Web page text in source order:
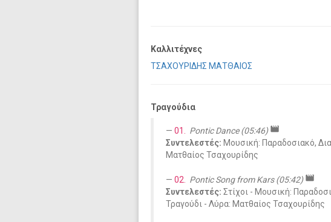
Καλλιτέχνες
ΤΣΑΧΟΥΡΙΔΗΣ ΜΑΤΘΑΙΟΣ
Τραγούδια
01. Pontic Dance (05:46) movie
Συντελεστές: Μουσική: Παραδοσιακό,
Ματθαίος Τσαχουρίδης
02. Pontic Song from Kars (05:42) movie
Συντελεστές: Στίχοι - Μουσική:
Τραγούδι - Λύρα: Ματθαίος Τσαχουρίδης